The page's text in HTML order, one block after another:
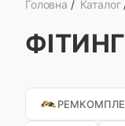
Головна / Каталог